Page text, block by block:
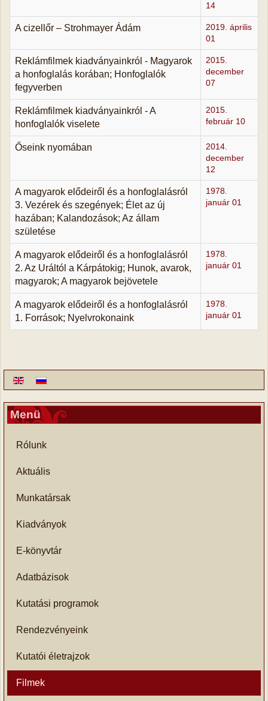
14
A cizellőr ‒ Strohmayer Ádám
2019. április
01
Reklámfilmek kiadványainkról - Magyarok
a honfoglalás korában; Honfoglalók
fegyverben
2015.
december
07
Reklámfilmek kiadványainkról - A
honfoglalók viselete
2015.
február 10
Őseink nyomában
2014.
december
12
A magyarok elődeiről és a honfoglalásról
3. Vezérek és szegények; Élet az új
hazában; Kalandozások; Az állam
születése
1978.
január 01
A magyarok elődeiről és a honfoglalásról
2. Az Uráltól a Kárpátokig; Hunok, avarok,
magyarok; A magyarok bejövetele
1978.
január 01
A magyarok elődeiről és a honfoglalásról
1. Források; Nyelvrokonaink
1978.
január 01
Menü
Rólunk
Aktuális
Munkatársak
Kiadványok
E-könyvtár
Adatbázisok
Kutatási programok
Rendezvényeink
Kutatói életrajzok
Filmek